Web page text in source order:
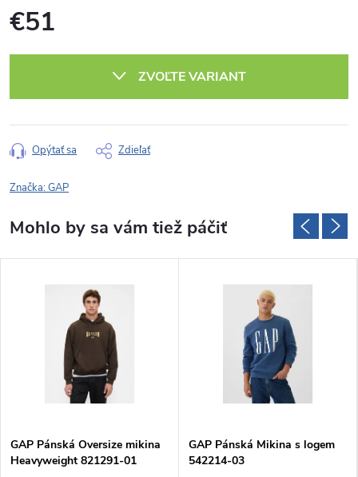
€51
ZVOĽTE VARIANT
Opýtať sa Zdieľať
Značka:GAP
GAP Pánská Oversize mikina
Heavyweight 821291-01
GAP Pánská Mikina s logem
542214-03